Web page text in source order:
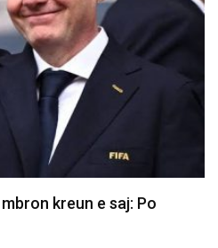
blerë?”, Arsenalit i